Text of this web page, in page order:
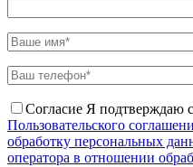
Согласие Я подтверждаю
Пользовательского
обработку персональных
оператора в отношении